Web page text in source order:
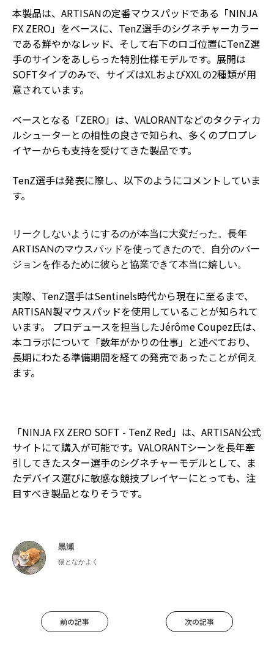
本製品は、ARTISANの定番マウスパッドである「NINJA
FX ZERO」をベースに、TenZ選手のシグネチャーカラー
である鮮やかなレッド、そして右下のロゴ位置にTenZ選
手のサインをあしらった特別仕様モデルです。展開は
SOFTタイプのみで、サイズはXLおよびXXLの2種類が用
意されています。
ベースとなる「ZERO」は、VALORANTなどのタクティカ
ルシューターとの相性の良さで知られ、多くのプロプレ
イヤーからも支持を受けてきた製品です。
TenZ選手は発表に際し、以下のようにコメントしていま
す。
リークしないようにするのが本当に大変だった。長年
ARTISANのマウスパッドを使ってきたので、自分のバー
ジョンを作るために彼らと協業できて本当に嬉しい。
実際、TenZ選手はSentinels時代から現在に至るまで、
ARTISAN製マウスパッドを使用していることが知られて
います。 プロデュースを担当したJérôme Coupez氏は、
本コラボについて「数年がかりの仕事」と述べており、
長期にわたる準備期間を経ての発売であったことが伺え
ます。
「NINJA FX ZERO SOFT - TenZ Red」は、ARTISAN公式
サイトにて購入が可能です。VALORANTシーンを長年牽
引してきたスター選手のシグネチャーモデルとして、ま
たデバイス選びに敏感な競技プレイヤーにとっても、注
目すべき製品となりそうです。
黒瀬
猫となかよく
前の記事 次の記事